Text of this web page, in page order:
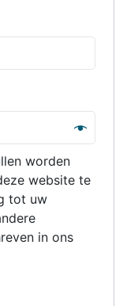
worden
website te
tot uw
in ons